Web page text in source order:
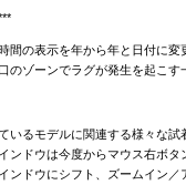
間の表示を年から年と日付に変
のゾーンでラグが発生を起こ
いるモデルに関連する様々な試
ンドウは今度からマウス右ボ
ンドウにシフト、ズームイン